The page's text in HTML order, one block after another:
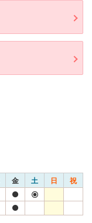
金 土 日 祝